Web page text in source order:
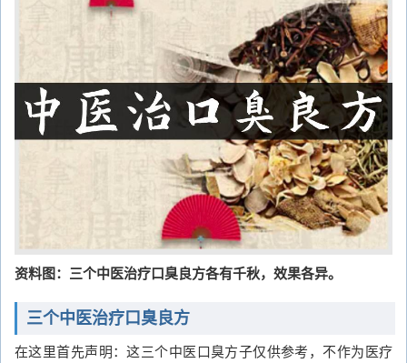
资料图：三个中医治疗口臭良方各有千秋，效果各异。
三个中医治疗口臭良方
在这里首先声明：这三个中医口臭方子仅供参考，不作为医疗